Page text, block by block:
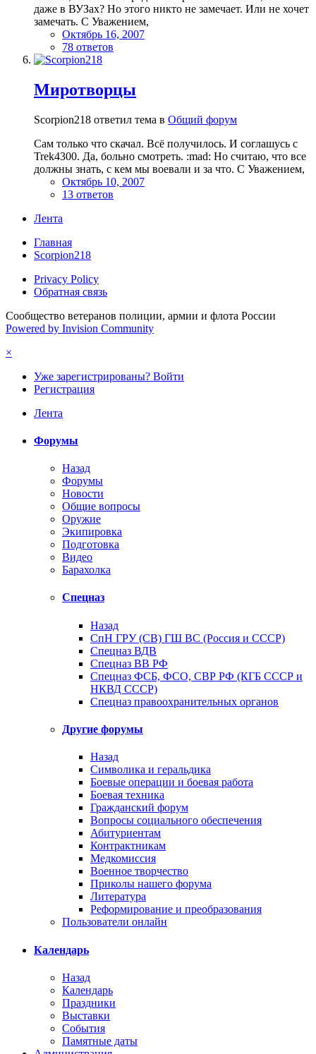
даже в ВУЗах? Но этого никто не замечает. Или не хочет
замечать. С Уважением,
Октябрь 16, 2007
78 ответов
Миротворцы
Scorpion218 ответил тема в Общий форум
Сам только что скачал. Всё получилось. И соглашусь с
Trek4300. Да, больно смотреть. :mad: Но считаю, что все
должны знать, с кем мы воевали и за что. С Уважением,
Октябрь 10, 2007
13 ответов
Лента
Главная
Scorpion218
Privacy Policy
Обратная связь
Сообщество ветеранов полиции, армии и флота России
Powered by Invision Community
×
Уже зарегистрированы? Войти
Регистрация
Лента
Форумы
Назад
Форумы
Новости
Общие вопросы
Оружие
Экипировка
Подготовка
Видео
Барахолка
Спецназ
Назад
СпН ГРУ (СВ) ГШ ВС (Россия и СССР)
Спецназ ВДВ
Спецназ ВВ РФ
Спецназ ФСБ, ФСО, СВР РФ (КГБ СССР и
НКВД СССР)
Спецназ правоохранительных органов
Другие форумы
Назад
Символика и геральдика
Боевые операции и боевая работа
Боевая техника
Гражданский форум
Вопросы социального обеспечения
Абитуриентам
Контрактникам
Медкомиссия
Военное творчество
Приколы нашего форума
Литература
Реформирование и преобразования
Пользователи онлайн
Календарь
Назад
Календарь
Праздники
Выставки
События
Памятные даты